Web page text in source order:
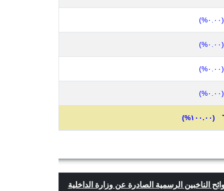
(٠.٠٠%)
(٠.٠٠%)
(٠.٠٠%)
(٠.٠٠%)
(١٠٠.٠٠%)
الناخبين الرسمية الصادرة عن وزارة الداخلية